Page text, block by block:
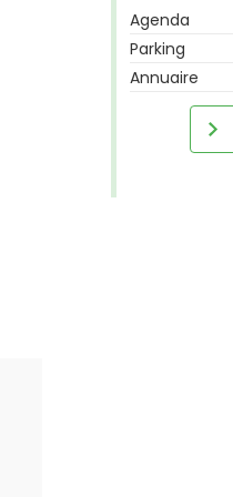
Agenda
Parking
Annuaire